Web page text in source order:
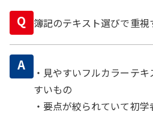
Q 簿記のテキスト選びで重視
A
・見やすいフルカラーテ
すいもの
・要点が絞られていて初